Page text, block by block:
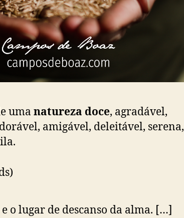
uma natureza doce, agradável,
amigável, deleitável, serena,
o lugar de descanso da alma. […]